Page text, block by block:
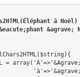
à Noël)
&agrave;
=